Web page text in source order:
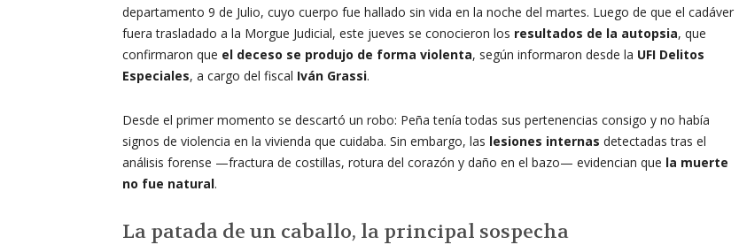
departamento 9 de Julio, cuyo cuerpo fue hallado sin vida en la noche del martes. Luego de que el cadáver
fuera trasladado a la Morgue Judicial, este jueves se conocieron los resultados de la autopsia, que
confirmaron que el deceso se produjo de forma violenta, según informaron desde la UFI Delitos
Especiales, a cargo del fiscal Iván Grassi.
Desde el primer momento se descartó un robo: Peña tenía todas sus pertenencias consigo y no había
signos de violencia en la vivienda que cuidaba. Sin embargo, las lesiones internas detectadas tras el
análisis forense —fractura de costillas, rotura del corazón y daño en el bazo— evidencian que la muerte
no fue natural.
La patada de un caballo, la principal sospecha